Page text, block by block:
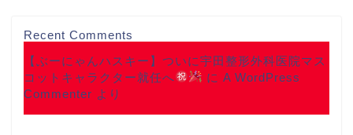
Recent Comments
【ぶーにゃんハスキー】ついに宇田整形外科医院マス
コットキャラクター就任へ
に A WordPress
Commenter より